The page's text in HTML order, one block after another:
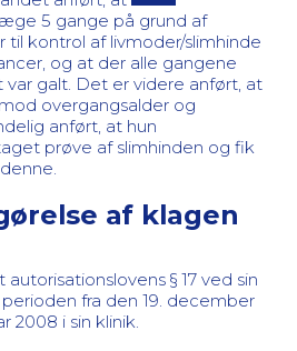
5 gange på grund af
til kontrol af livmoder/slimhinde
og at der alle gangene
var galt. Det er videre anført, at
overgangsalder og
anført, at hun
prøve af slimhinden og fik
af klagen
§ 17 ved sin
perioden fra den 19. december
2008 i sin klinik.